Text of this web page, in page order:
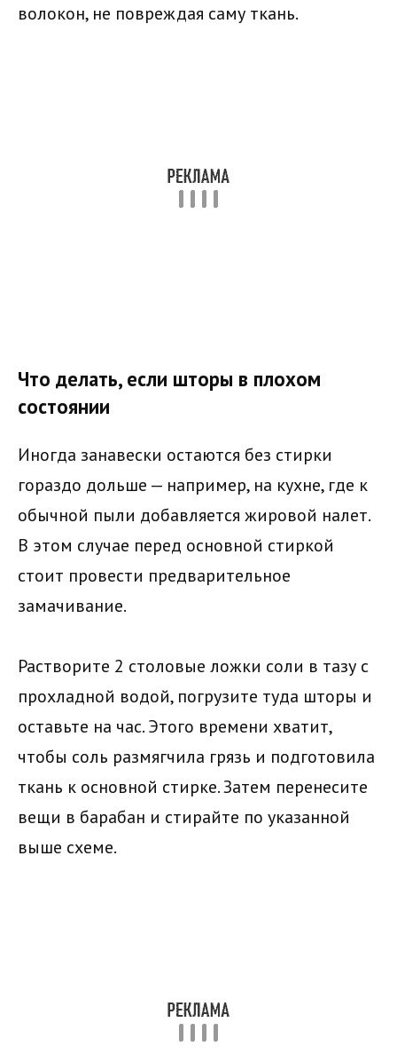
волокон, не повреждая саму ткань.
Что делать, если шторы в плохом
состоянии
Иногда занавески остаются без стирки
гораздо дольше — например, на кухне, где к
обычной пыли добавляется жировой налет.
В этом случае перед основной стиркой
стоит провести предварительное
замачивание.
Растворите 2 столовые ложки соли в тазу с
прохладной водой, погрузите туда шторы и
оставьте на час. Этого времени хватит,
чтобы соль размягчила грязь и подготовила
ткань к основной стирке. Затем перенесите
вещи в барабан и стирайте по указанной
выше схеме.